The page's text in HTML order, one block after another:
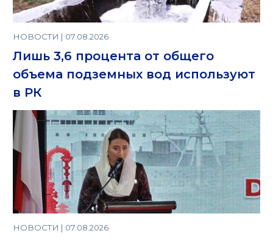
НОВОСТИ | 07.08.2026
Лишь 3,6 процента от общего
объема подземных вод используют
в РК
НОВОСТИ | 07.08.2026